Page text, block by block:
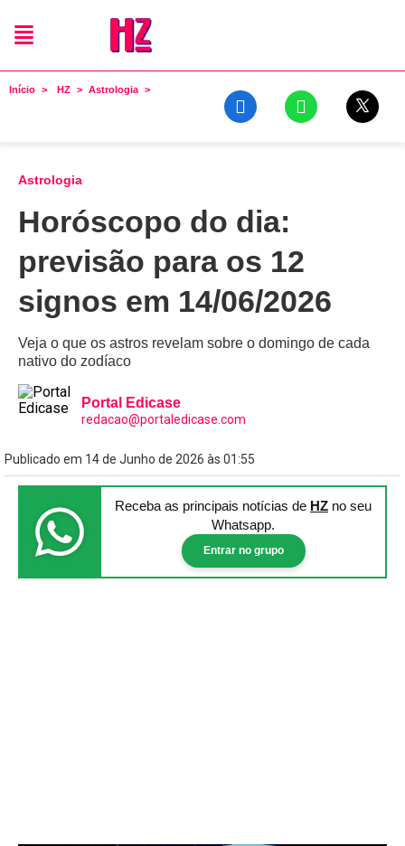
Início HZ Astrologia
Astrologia
Horóscopo do dia:
previsão para os 12
signos em 14/06/2026
Veja o que os astros revelam sobre o domingo de cada
nativo do zodíaco
Portal Edicase
redacao@portaledicase.com
Publicado em 14 de Junho de 2026 às 01:55
Receba as principais notícias de HZ no seu
Whatsapp.
Entrar no grupo